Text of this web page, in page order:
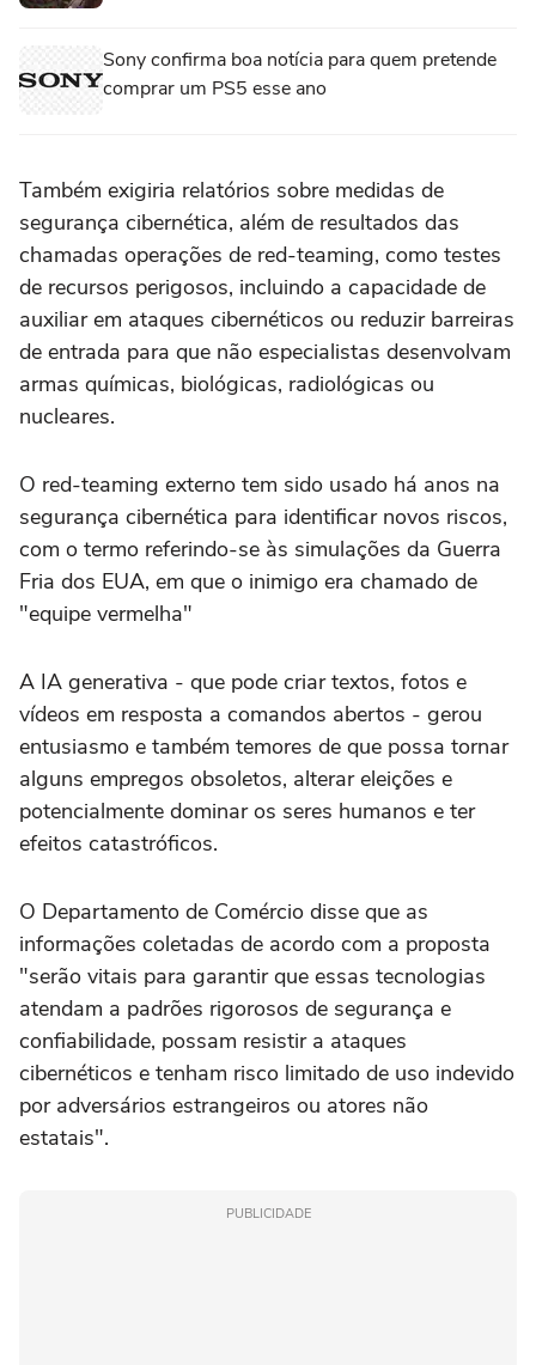
Sony confirma boa notícia para quem pretende
comprar um PS5 esse ano
Também exigiria relatórios sobre medidas de
segurança cibernética, além de resultados das
chamadas operações de red-teaming, como testes
de recursos perigosos, incluindo a capacidade de
auxiliar em ataques cibernéticos ou reduzir barreiras
de entrada para que não especialistas desenvolvam
armas químicas, biológicas, radiológicas ou
nucleares.
O red-teaming externo tem sido usado há anos na
segurança cibernética para identificar novos riscos,
com o termo referindo-se às simulações da Guerra
Fria dos EUA, em que o inimigo era chamado de
"equipe vermelha"
A IA generativa - que pode criar textos, fotos e
vídeos em resposta a comandos abertos - gerou
entusiasmo e também temores de que possa tornar
alguns empregos obsoletos, alterar eleições e
potencialmente dominar os seres humanos e ter
efeitos catastróficos.
O Departamento de Comércio disse que as
informações coletadas de acordo com a proposta
"serão vitais para garantir que essas tecnologias
atendam a padrões rigorosos de segurança e
confiabilidade, possam resistir a ataques
cibernéticos e tenham risco limitado de uso indevido
por adversários estrangeiros ou atores não
estatais".
PUBLICIDADE